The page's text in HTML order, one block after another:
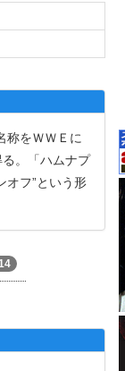
称をＷＷＥに
。「ハムナプ
オフ”という形